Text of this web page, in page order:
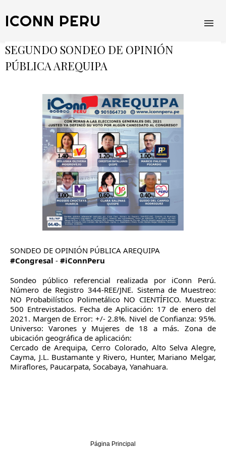
ICONN PERU
SEGUNDO SONDEO DE OPINIÓN
PÚBLICA AREQUIPA
SONDEO DE OPINIÓN PÚBLICA AREQUIPA
#Congresal - #iConnPeru
Sondeo público referencial realizada por iConn Perú.
Número de Registro 344-REE/JNE. Sistema de Muestreo:
NO Probabilístico Polimetálico NO CIENTÍFICO. Muestra:
500 Entrevistados. Fecha de Aplicación: 17 de enero del
2021. Margen de Error: +/- 2.8%. Nivel de Confianza: 95%.
Universo: Varones y Mujeres de 18 a más. Zona de
ubicación geográfica de aplicación:
Cercado de Arequipa, Cerro Colorado, Alto Selva Alegre,
Cayma, J.L. Bustamante y Rivero, Hunter, Mariano Melgar,
Miraflores, Paucarpata, Socabaya, Yanahuara.
Página Principal